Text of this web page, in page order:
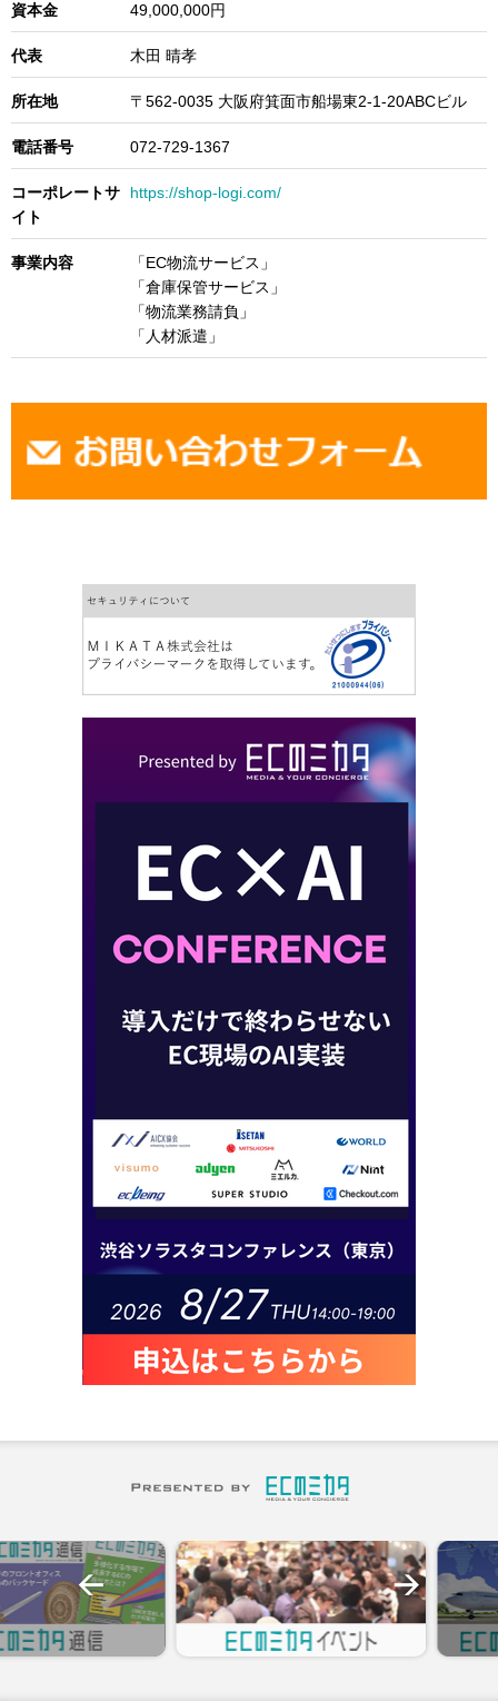
資本金 49,000,000円
代表 木田 晴孝
所在地 〒562-0035 大阪府箕面市船場東2-1-20ABCビル
電話番号 072-729-1367
コーポレートサ
イト
https://shop-logi.com/
事業内容
「EC物流サービス」
「倉庫保管サービス」
「物流業務請負」
「人材派遣」